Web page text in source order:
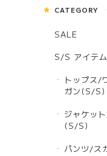
CATEGORY
SALE
S/S アイテム
トップス/
ガン(S/S)
ジャケッ
(S/S)
パンツ/ス